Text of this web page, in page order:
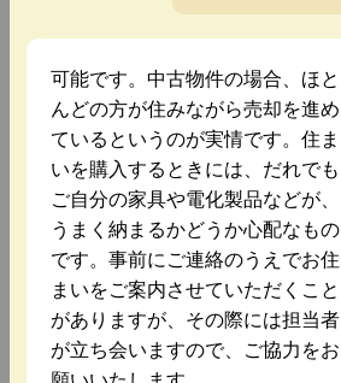
可能です。中古物件の場合、ほと
んどの方が住みながら売却を進め
ているというのが実情です。住ま
いを購入するときには、だれでも
ご自分の家具や電化製品などが、
うまく納まるかどうか心配なもの
です。事前にご連絡のうえでお住
まいをご案内させていただくこと
がありますが、その際には担当者
が立ち会いますので、ご協力をお